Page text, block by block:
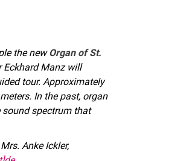
the newOrgan of St.
Eckhard Manz will
tour. Approximately
In the past, organ
sound spectrum that
Anke Ickler,